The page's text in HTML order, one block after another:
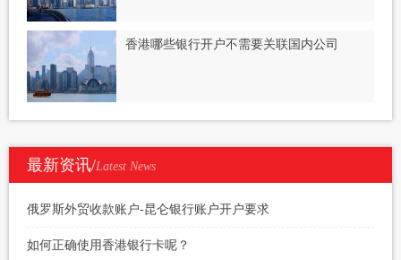
香港哪些银行开户不需要关联国内公司
最新资讯/Latest News
俄罗斯外贸收款账户-昆仑银行账户开户要求
如何正确使用香港银行卡呢？